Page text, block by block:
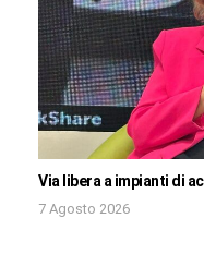
Via libera a impianti di
7 Agosto 2026